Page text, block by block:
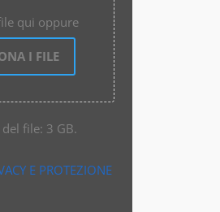
qui oppure
I FILE
file: 3 GB.
E PROTEZIONE